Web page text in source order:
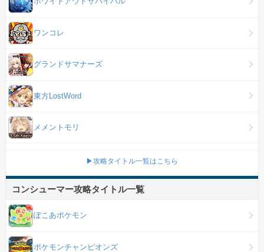
ワンコレ
グランドサマナーズ
東方LostWord
メメントモリ
▶攻略タイトル一覧はこちら
コンシューマー攻略タイトル一覧
ぽこあポケモン
ポケモンチャンピオンズ